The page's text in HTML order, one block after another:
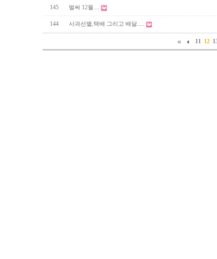
145 벌써 12월....
144 사과선별,택배 그리고 배달.....
11 12